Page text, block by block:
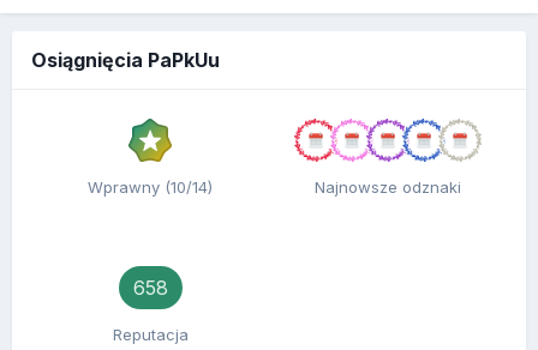
Osiągnięcia PaPkUu
Wprawny (10/14) Najnowsze odznaki
658
Reputacja